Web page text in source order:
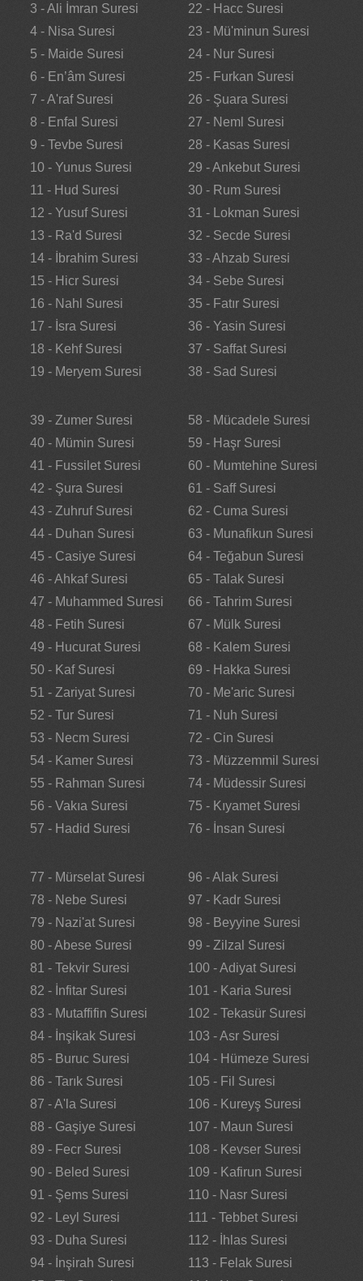
3 - Ali İmran Suresi
4 - Nisa Suresi
5 - Maide Suresi
6 - En’âm Suresi
7 - A'raf Suresi
8 - Enfal Suresi
9 - Tevbe Suresi
10 - Yunus Suresi
11 - Hud Suresi
12 - Yusuf Suresi
13 - Ra'd Suresi
14 - İbrahim Suresi
15 - Hicr Suresi
16 - Nahl Suresi
17 - İsra Suresi
18 - Kehf Suresi
19 - Meryem Suresi
22 - Hacc Suresi
23 - Mü'minun Suresi
24 - Nur Suresi
25 - Furkan Suresi
26 - Şuara Suresi
27 - Neml Suresi
28 - Kasas Suresi
29 - Ankebut Suresi
30 - Rum Suresi
31 - Lokman Suresi
32 - Secde Suresi
33 - Ahzab Suresi
34 - Sebe Suresi
35 - Fatır Suresi
36 - Yasin Suresi
37 - Saffat Suresi
38 - Sad Suresi
39 - Zumer Suresi
40 - Mümin Suresi
41 - Fussilet Suresi
42 - Şura Suresi
43 - Zuhruf Suresi
44 - Duhan Suresi
45 - Casiye Suresi
46 - Ahkaf Suresi
47 - Muhammed Suresi
48 - Fetih Suresi
49 - Hucurat Suresi
50 - Kaf Suresi
51 - Zariyat Suresi
52 - Tur Suresi
53 - Necm Suresi
54 - Kamer Suresi
55 - Rahman Suresi
56 - Vakıa Suresi
57 - Hadid Suresi
58 - Mücadele Suresi
59 - Haşr Suresi
60 - Mumtehine Suresi
61 - Saff Suresi
62 - Cuma Suresi
63 - Munafikun Suresi
64 - Teğabun Suresi
65 - Talak Suresi
66 - Tahrim Suresi
67 - Mülk Suresi
68 - Kalem Suresi
69 - Hakka Suresi
70 - Me'aric Suresi
71 - Nuh Suresi
72 - Cin Suresi
73 - Müzzemmil Suresi
74 - Müdessir Suresi
75 - Kıyamet Suresi
76 - İnsan Suresi
77 - Mürselat Suresi
78 - Nebe Suresi
79 - Nazi'at Suresi
80 - Abese Suresi
81 - Tekvir Suresi
82 - İnfitar Suresi
83 - Mutaffifin Suresi
84 - İnşikak Suresi
85 - Buruc Suresi
86 - Tarık Suresi
87 - A'la Suresi
88 - Gaşiye Suresi
89 - Fecr Suresi
90 - Beled Suresi
91 - Şems Suresi
92 - Leyl Suresi
93 - Duha Suresi
94 - İnşirah Suresi
96 - Alak Suresi
97 - Kadr Suresi
98 - Beyyine Suresi
99 - Zilzal Suresi
100 - Adiyat Suresi
101 - Karia Suresi
102 - Tekasür Suresi
103 - Asr Suresi
104 - Hümeze Suresi
105 - Fil Suresi
106 - Kureyş Suresi
107 - Maun Suresi
108 - Kevser Suresi
109 - Kafirun Suresi
110 - Nasr Suresi
111 - Tebbet Suresi
112 - İhlas Suresi
113 - Felak Suresi